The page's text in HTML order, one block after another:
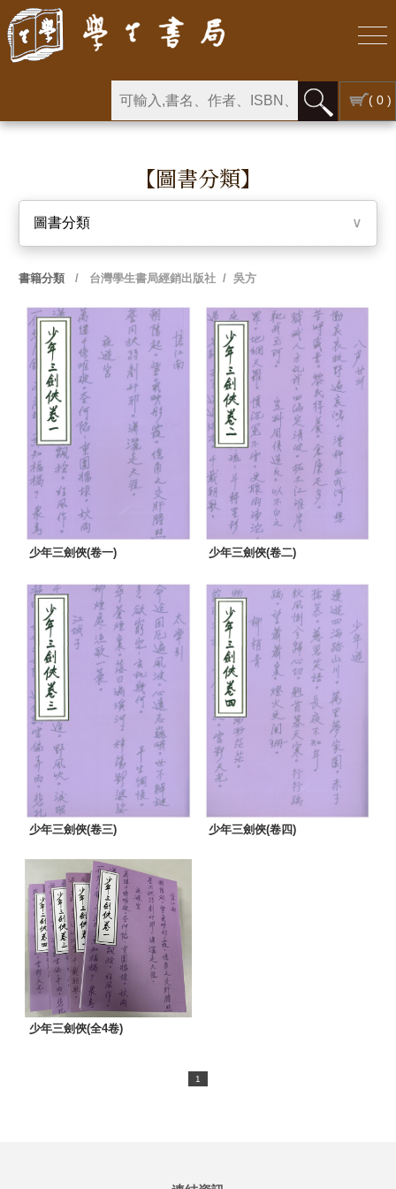
( 0 )
【圖書分類】
圖書分類 ∨
書籍分類 / 台灣學生書局經銷出版社 / 吳方
少年三劍俠(卷一) 少年三劍俠(卷二)
少年三劍俠(卷三) 少年三劍俠(卷四)
少年三劍俠(全4卷)
1